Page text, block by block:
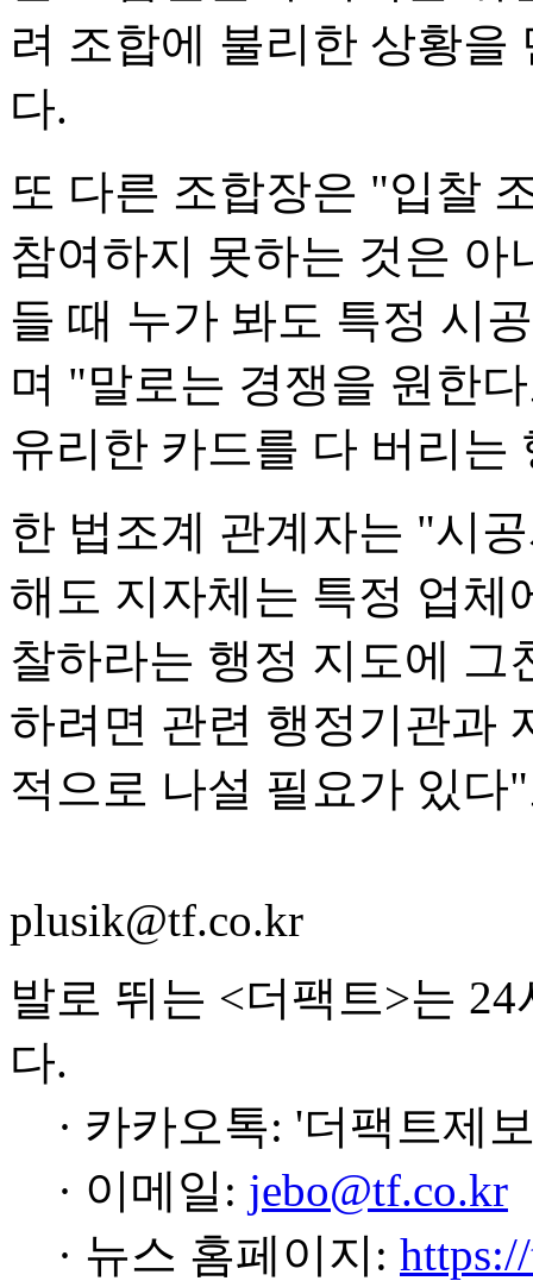
려 조합에 불리한 상황
다.
또 다른 조합장은 "입찰
참여하지 못하는 것은 아
들 때 누가 봐도 특정 시
며 "말로는 경쟁을 원한
유리한 카드를 다 버리는
한 법조계 관계자는 "시
해도 지자체는 특정 업체
찰하라는 행정 지도에
하려면 관련 행정기관과
적으로 나설 필요가 있다
plusik@tf.co.kr
발로 뛰는 <더팩트>는
다.
· 카카오톡: '더팩트제
· 이메일: jebo@tf.co.kr
· 뉴스 홈페이지: